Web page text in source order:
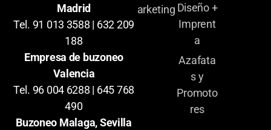
Madrid
Tel. 91 013 3588 | 632 209
188
Empresa de buzoneo
Valencia
Tel. 96 004 6288 | 645 768
490
Buzoneo Malaga, Sevilla
arketing Diseño +
Imprent
a
Azafata
s y
Promoto
res